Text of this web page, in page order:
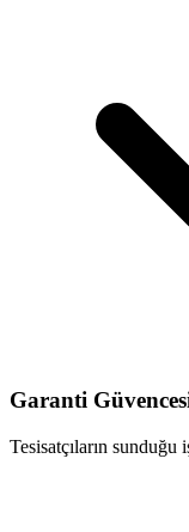
Garanti
Tesisatçıların